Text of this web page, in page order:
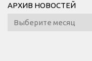
АРХИВ НОВОСТЕЙ
Архив
новостей